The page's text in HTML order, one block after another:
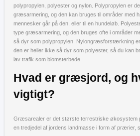
polypropylen, polyester og nylon. Polypropylen er
græsarmering, og den kan bruges til områder med
mennesker går på den, eller til en hundeløb.
type græsarmering, og den bruges ofte i områder
så dyr som polypropylen. Nylongræsforstærkning
den er heller ikke så dyr som polyester, så du kan
lav trafik som blomsterbede
Hvad er græsjord, og
vigtigt?
Græsarealer er det største terrestriske økosystem
en tredjedel af jordens landmasse i form af prærier,